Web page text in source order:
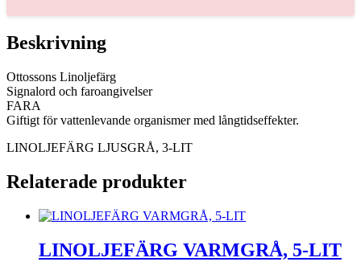
Beskrivning
Ottossons Linoljefärg
Signalord och faroangivelser
FARA
Giftigt för vattenlevande organismer med långtidseffekter.
LINOLJEFÄRG LJUSGRÅ, 3-LIT
Relaterade produkter
LINOLJEFÄRG VARMGRÅ, 5-LIT